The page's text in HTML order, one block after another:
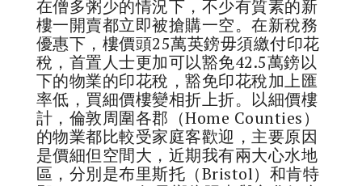
在僧多粥少的情況下，不少有質素的新
樓一開賣都立即被搶購一空。在新稅務
優惠下，樓價頭25萬英鎊毋須繳付印花
稅，首置人士更加可以豁免42.5萬鎊以
下的物業的印花稅，豁免印花稅加上匯
率低，買細價樓變相折上折。以細價樓
計，倫敦周圍各郡（Home Counties）
的物業都比較受家庭客歡迎，主要原因
是價細但空間大，近期我有兩大心水地
區，分別是布里斯托（Bristol）和肯特